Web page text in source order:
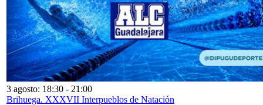
3 agosto: 18:30 - 21:00
Brihuega. XXXVII Interpueblos de Natación